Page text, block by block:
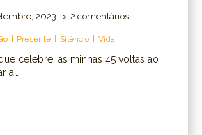
2023 2 comentários
Presente Silêncio Vida
celebrei as minhas 45 voltas ao
a…